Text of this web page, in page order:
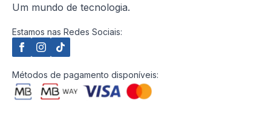
Um mundo de tecnologia.
Estamos nas Redes Sociais:
Métodos de pagamento disponíveis: